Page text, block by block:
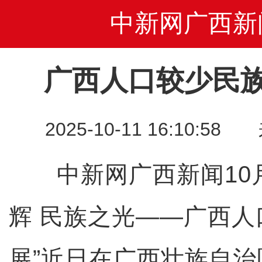
中新网广西新
广西人口较少民
2025-10-11 16:10:58
中新网广西新闻10
辉 民族之光——广西人